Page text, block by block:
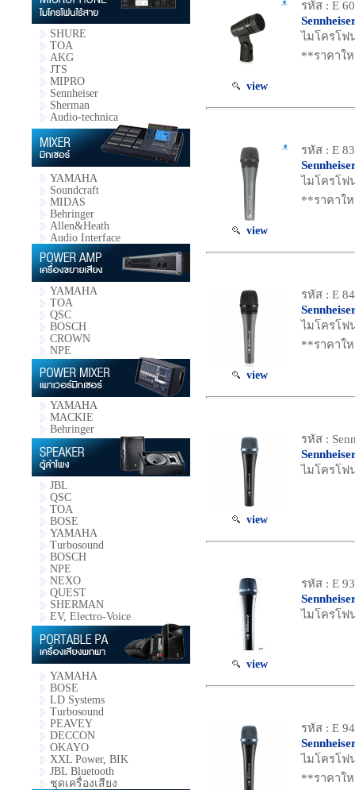
SHURE
TOA
AKG
JTS
MIPRO
Sennheiser
Sherman
Audio-technica
YAMAHA
Soundcraft
MIDAS
Behringer
Allen&Heath
Audio Interface
YAMAHA
TOA
QSC
BOSCH
CROWN
NPE
YAMAHA
MACKIE
Behringer
JBL
QSC
TOA
BOSE
YAMAHA
Turbosound
BOSCH
NPE
NEXO
QUEST
SHERMAN
EV, Electro-Voice
YAMAHA
BOSE
LD Systems
Turbosound
PEAVEY
DECCON
OKAYO
XXL Power, BIK
JBL Bluetooth
ชุดเครื่องเสียง
view
รหัส : E
ไมโครโฟ
**ราคาใ
view
รหัส : E
ไมโครโฟ
**ราคาใ
view
รหัส : E
ไมโครโฟ
**ราคาใ
view
รหัส :
ไมโครโฟ
view
รหัส : E
ไมโครโฟ
รหัส : E
ไมโครโฟ
**ราคาใ